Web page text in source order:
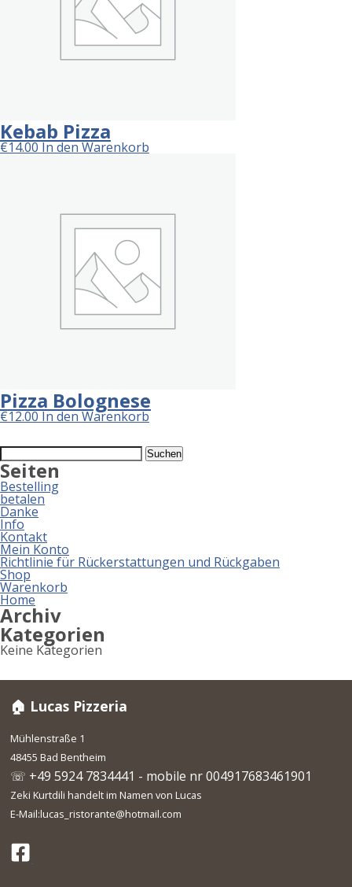
Kebab Pizza
€14.00In den Warenkorb
Pizza Bolognese
€12.00In den Warenkorb
Suchen
nach:
Seiten
Bestelling
betalen
Danke
Info
Kontakt
Mein Konto
Richtlinie für Rückerstattungen und Rückgaben
Shop
Warenkorb
Home
Archiv
Kategorien
Keine Kategorien
🏠 Lucas Pizzeria
Mühlenstraße 1
48455 Bad Bentheim
☏ +49 5924 7834441 - mobile nr 004917683461901
Zeki Kurtdili handelt im Namen von Lucas
E-Mail:lucas_ristorante@hotmail.com